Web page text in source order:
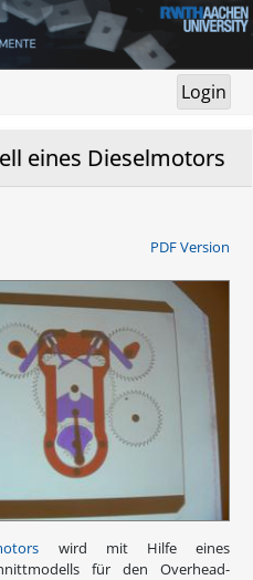
eines Dieselmotors
PDF Version
wird mit Hilfe eines
für den Overhead-